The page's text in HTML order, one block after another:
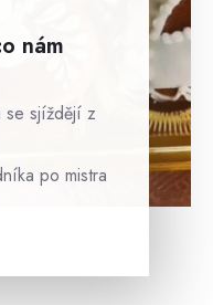
nám
se sjíždějí z
po mistra